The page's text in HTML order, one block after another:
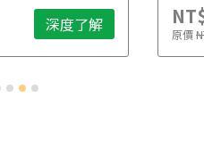
深度了解 原價